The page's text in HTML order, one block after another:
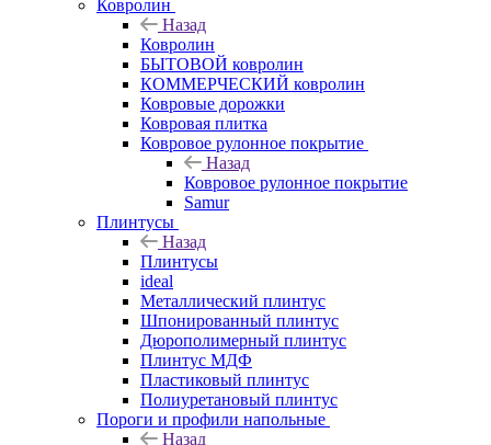
Ковролин
Назад
Ковролин
БЫТОВОЙ ковролин
КОММЕРЧЕСКИЙ ковролин
Ковровые дорожки
Ковровая плитка
Ковровое рулонное покрытие
Назад
Ковровое рулонное покрытие
Samur
Плинтусы
Назад
Плинтусы
ideal
Металлический плинтус
Шпонированный плинтус
Дюрополимерный плинтус
Плинтус МДФ
Пластиковый плинтус
Полиуретановый плинтус
Пороги и профили напольные
Назад